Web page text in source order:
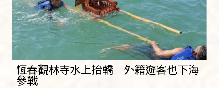
恆春觀林寺水上抬轎 外籍遊客也下海
參戰